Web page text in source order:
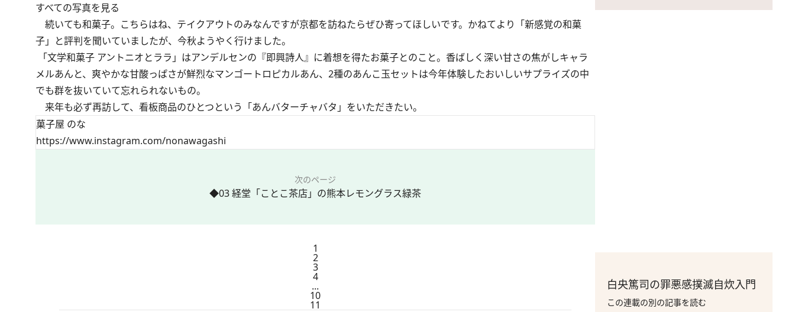
すべての写真を見る
続いても和菓子。こちらはね、テイクアウトのみなんですが京都を訪ねたらぜひ寄ってほしいです。かねてより「新感覚の和菓
子」と評判を聞いていましたが、今秋ようやく行けました。
「文学和菓子 アントニオとララ」はアンデルセンの『即興詩人』に着想を得たお菓子とのこと。香ばしく深い甘さの焦がしキャラ
メルあんと、爽やかな甘酸っぱさが鮮烈なマンゴートロピカルあん、2種のあんこ玉セットは今年体験したおいしいサプライズの中
でも群を抜いていて忘れられないもの。
来年も必ず再訪して、看板商品のひとつという「あんバターチャバタ」をいただきたい。
菓子屋 のな
https://www.instagram.com/nonawagashi
次のページ
◆03 経堂「ことこ茶店」の熊本レモングラス緑茶
1
2
3
4
...
10
11
白央篤司の罪悪感撲滅自炊入門
この連載の別の記事を読む